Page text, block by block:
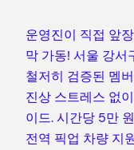
운영진이 직접 앞
막 가동! 서울 강서
철저히 검증된 멤
진상 스트레스 없
이드. 시간당 5만
전역 픽업 차량 지